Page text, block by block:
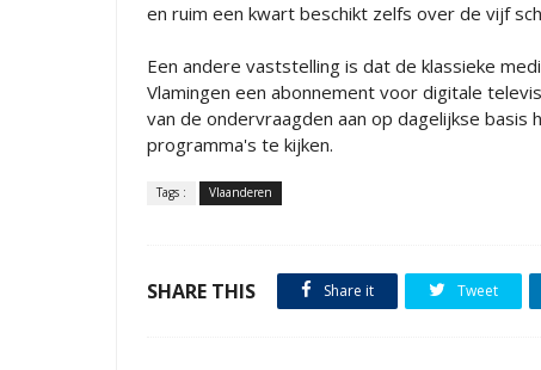
en ruim een kwart beschikt zelfs over de vijf
Een andere vaststelling is dat de klassieke
Vlamingen een abonnement voor digitale
van de ondervraagden aan op dagelijkse
programma's te kijken.
Tags : Vlaanderen
SHARE THIS Share it Tweet